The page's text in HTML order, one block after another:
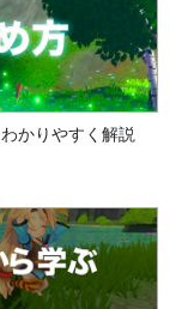
かりやすく解説